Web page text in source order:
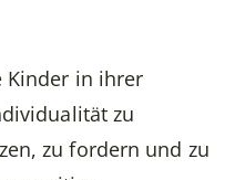
Kinder in ihrer
zu
zu fordern und zu